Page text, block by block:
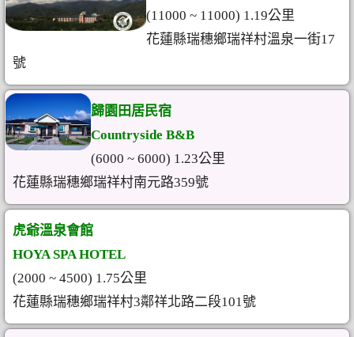
(11000 ~ 11000) 1.19公里
花蓮縣瑞穗鄉瑞祥村溫泉一街17
號
歸園田居民宿
Countryside B&B
(6000 ~ 6000) 1.23公里
花蓮縣瑞穗鄉瑞祥村南元路359號
虎爺溫泉會館
HOYA SPA HOTEL
(2000 ~ 4500) 1.75公里
花蓮縣瑞穗鄉瑞祥村3鄰祥北路二段101號